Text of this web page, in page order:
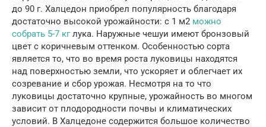
до 90 г. Халцедон приобрел популярность благодаря
достаточно высокой урожайности: с 1 м2 можно
собрать 5-7 кглука. Наружные чешуи имеют бронзовый
цвет с коричневым оттенком. Особенностью сорта
является то, что во время роста луковицы находятся
над поверхностью земли, что ускоряет и облегчает их
созревание и сбор урожая. Несмотря на то что
луковицы достаточно крупные, урожайность во многом
зависит от плодородности почвы и климатических
условий. В Халцедоне содержится большое количество